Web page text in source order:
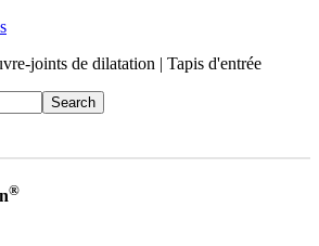
joints de dilatation | Tapis d'entrée
®